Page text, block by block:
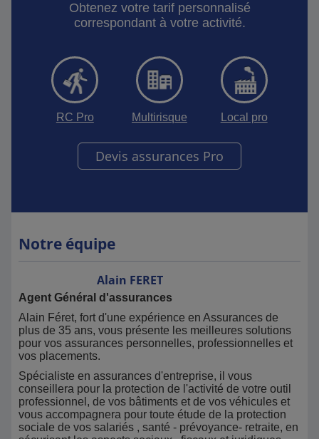
Obtenez votre tarif personnalisé
correspondant à votre activité.
RC Pro Multirisque Local pro
Devis assurances Pro
Notre équipe
Alain FERET
Agent Général d'assurances
Alain Féret, fort d'une expérience en Assurances de
plus de 35 ans, vous présente les meilleures solutions
pour vos assurances personnelles, professionnelles et
vos placements.
Spécialiste en assurances d'entreprise, il vous
conseillera pour la protection de l'activité de votre outil
professionnel, de vos bâtiments et de vos véhicules et
vous accompagnera pour toute étude de la protection
sociale de vos salariés , santé - prévoyance- retraite, en